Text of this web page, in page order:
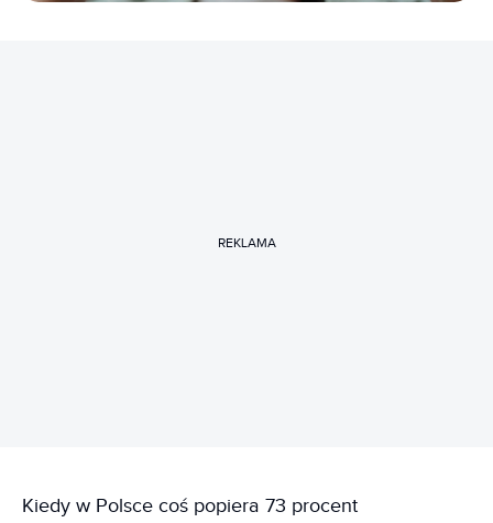
REKLAMA
Kiedy w Polsce coś popiera 73 procent